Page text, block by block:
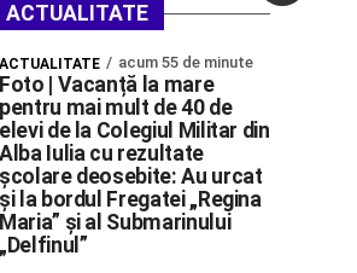
ACTUALITATE
ACTUALITATE acum 55 de minute
Foto | Vacanță la mare
pentru mai mult de 40 de
elevi de la Colegiul Militar din
Alba Iulia cu rezultate
școlare deosebite: Au urcat
și la bordul Fregatei „Regina
Maria” și al Submarinului
„Delfinul”